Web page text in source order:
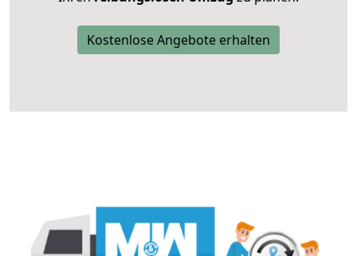
Kostenlose Angebote erhalten